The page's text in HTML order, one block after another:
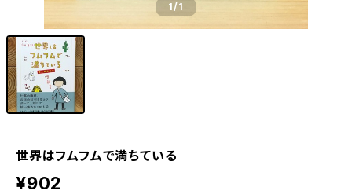
1/1
世界はフムフムで満ちている
¥902